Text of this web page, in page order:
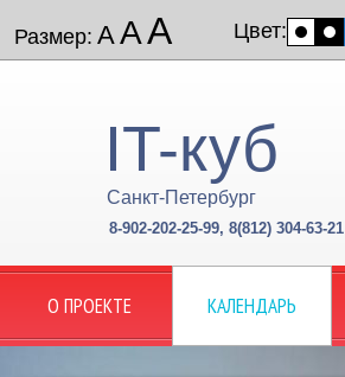
Размер: ААА Цвет:
IT-куб
Санкт-Петербург
8-902-202-25-99, 8(812) 304-63-21
О ПРОЕКТЕ КАЛЕНДАРЬ